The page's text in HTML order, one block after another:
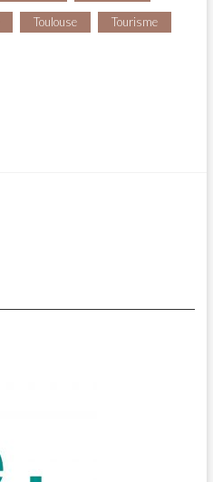
Toulouse Tourisme